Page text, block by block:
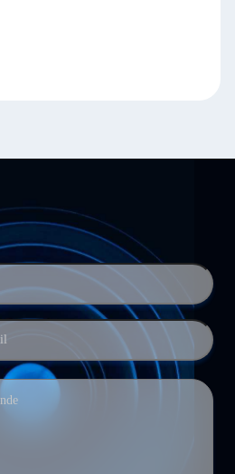
le meilleur prix